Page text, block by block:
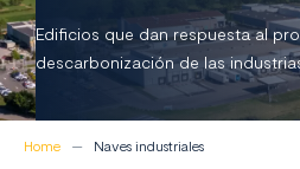
Edificios que dan respuesta al
descarbonización de las
Home Naves industriales